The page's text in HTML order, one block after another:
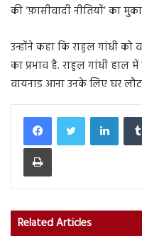
की ‘फ़ासीवादी नीतियों’ का
उन्होंने कहा कि राहुल गांधी को
का प्रभाव है. राहुल गांधी हाल
वायनाड आना उनके लिए घर
Print
Related Articles